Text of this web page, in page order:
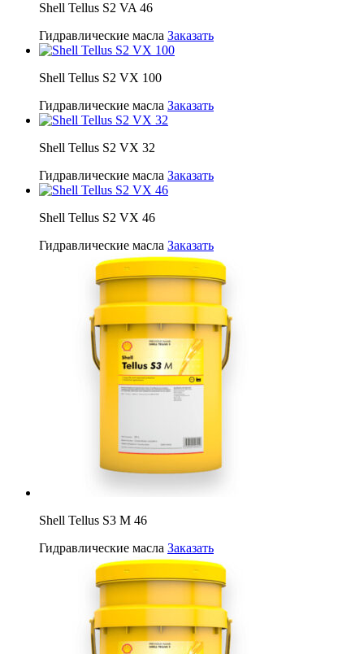
Shell Tellus S2 VA 46
Гидравлические масла Заказать
Shell Tellus S2 VX 100
Гидравлические масла Заказать
Shell Tellus S2 VX 32
Гидравлические масла Заказать
Shell Tellus S2 VX 46
Гидравлические масла Заказать
Shell Tellus S3 M 46
Гидравлические масла Заказать